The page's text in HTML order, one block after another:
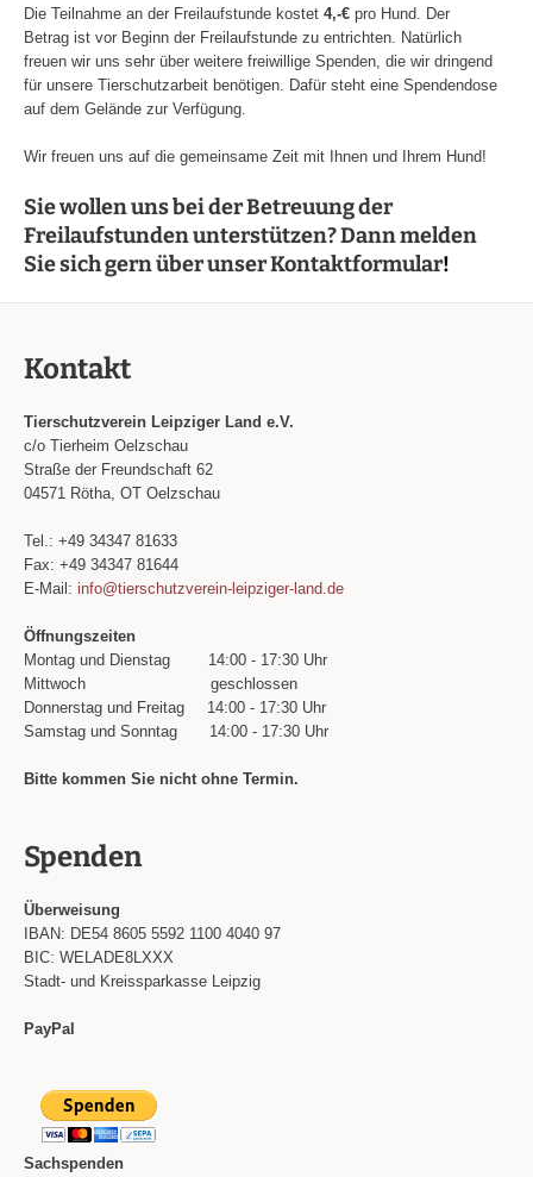
Die Teilnahme an der Freilaufstunde kostet4,-€pro Hund. Der
Betrag ist vor Beginn der Freilaufstunde zu entrichten. Natürlich
freuen wir uns sehr über weitere freiwillige Spenden, die wir dringend
für unsere Tierschutzarbeit benötigen. Dafür steht eine Spendendose
auf dem Gelände zur Verfügung.
Wir freuen uns auf die gemeinsame Zeit mit Ihnen und Ihrem Hund!
Sie wollen uns bei der Betreuung der
Freilaufstunden unterstützen? Dann melden
Sie sich gern über unserKontaktformular!
Kontakt
Tierschutzverein Leipziger Land e.V.
c/o Tierheim Oelzschau
Straße der Freundschaft 62
04571 Rötha, OT Oelzschau
Tel.: +49 34347 81633
Fax: +49 34347 81644
E-Mail:info@tierschutzverein-leipziger-land.de
Öffnungszeiten
Montag und Dienstag
14:00 - 17:30 Uhr
Mittwoch
geschlossen
Donnerstag und Freitag
14:00 - 17:30 Uhr
Samstag und Sonntag
14:00 - 17:30 Uhr
Bitte kommen Sie nicht ohne Termin.
Spenden
Überweisung
IBAN: DE54 8605 5592 1100 4040 97
BIC: WELADE8LXXX
Stadt- und Kreissparkasse Leipzig
PayPal
Sachspenden